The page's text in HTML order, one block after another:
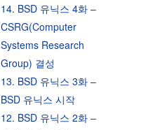
14. BSD 유닉스 4화 –
CSRG(Computer
Systems Research
Group) 결성
13. BSD 유닉스 3화 –
BSD 유닉스 시작
12. BSD 유닉스 2화 –